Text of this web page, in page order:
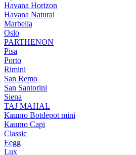
Havana Horizon
Havana Natural
Marbella
Oslo
PARTHENON
Pisa
Porto
Rimini
San Remo
San Santorini
Siena
TAJ MAHAL
Кашпо Botdepot mini
Кашпо Capi
Classic
Eegg
Lux